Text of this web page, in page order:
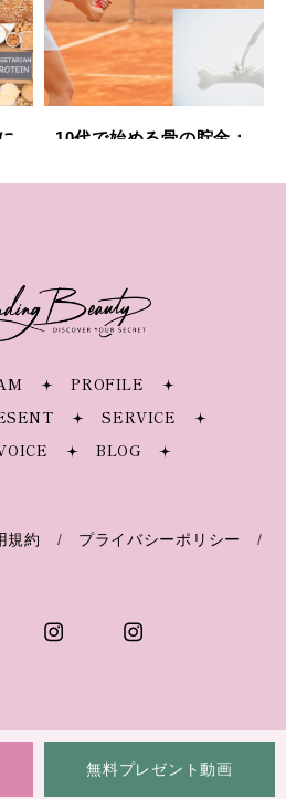
無料プレゼント動画
10代で始める骨の貯金：
のすすめ
PROFILE
SERVICE
BLOG
規約 / プライバシーポリシー
/